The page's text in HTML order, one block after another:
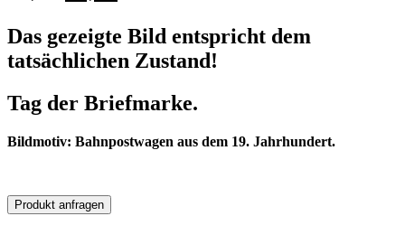
Das gezeigte Bild entspricht dem
tatsächlichen Zustand!
Tag der Briefmarke.
Bildmotiv: Bahnpostwagen aus dem 19. Jahrhundert.
Produkt anfragen